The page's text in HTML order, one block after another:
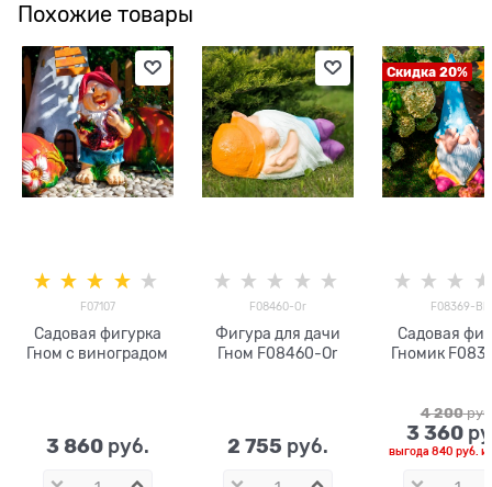
Похожие товары
F07107
Садовая фигурка
Гном с виноградом
3 860 руб.
F08460-Or
Фигура для дачи
Гном F08460-Or
2 755 руб.
Скидка 20%
F08369-Bl
Садовая
Гномик
4 200
3 360
выгода840 руб.